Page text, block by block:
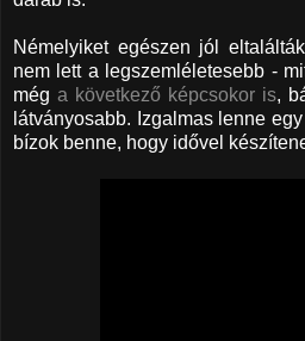
Némelyiket egészen jól
nem lett a legszemléletesebb -
még a következő képcsokor is,
látványosabb. Izgalmas lenne
bízok benne, hogy idővel